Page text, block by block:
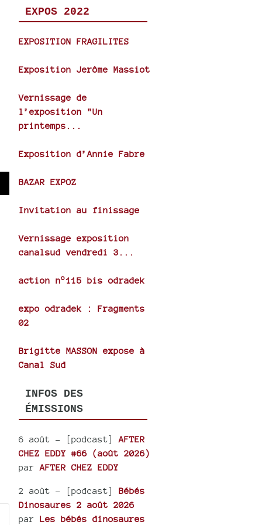
EXPOS 2022
EXPOSITION FRAGILITES
Exposition Jerôme Massiot
Vernissage de
l’exposition "Un
printemps...
Exposition d’Annie Fabre
BAZAR EXPOZ
Invitation au finissage
Vernissage exposition
canalsud vendredi 3...
action n°115 bis odradek
expo odradek : Fragments
02
Brigitte MASSON expose à
Canal Sud
INFOS DES
ÉMISSIONS
6 août- [podcast]AFTER
CHEZ EDDY #66 (août 2026)
parAFTER CHEZ EDDY
2 août- [podcast]Bébés
Dinosaures 2 août 2026
parLes bébés dinosaures